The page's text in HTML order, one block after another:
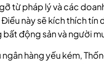
từ pháp lý và các
này sẽ kích thích tín
động sản và người
hàng yếu kém,